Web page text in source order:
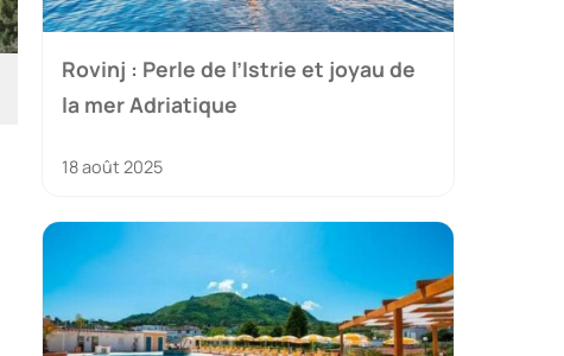
Rovinj : Perle de l’Istrie et joyau de
la mer Adriatique
18 août 2025